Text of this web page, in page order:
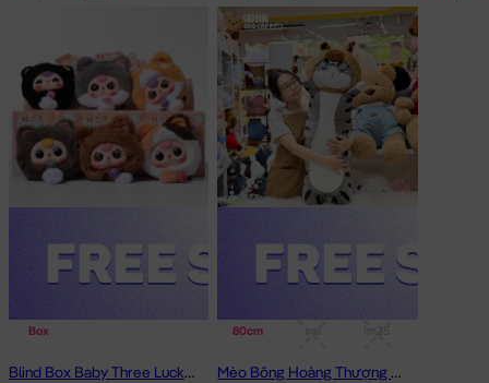
Box
Blind Box Baby Three Lucky Cat Mèo Thần Tài Baby Three
80cm
Mèo Bông Hoàng Thượng cosplay Capybara form dài